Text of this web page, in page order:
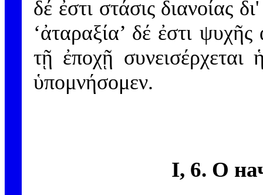
δέ ἐστι στάσις διανοίας
‘ἀταραξία’ δέ ἐστι
τῇ ἐποχῇ συνεισέρχεται
ὑπομνήσομεν.
I, 6. О